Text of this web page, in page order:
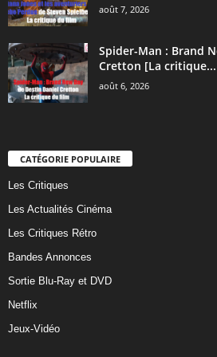
août 7, 2026
Spider-Man : Brand
Cretton [La critique...
août 6, 2026
CATÉGORIE POPULAIRE
Les Critiques
Les Actualités Cinéma
Les Critiques Rétro
Bandes Annonces
Sortie Blu-Ray et DVD
Netflix
Jeux-Vidéo